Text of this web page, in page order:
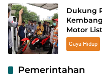
Dukung
Motor
Gaya Hidup
Pemerintahan